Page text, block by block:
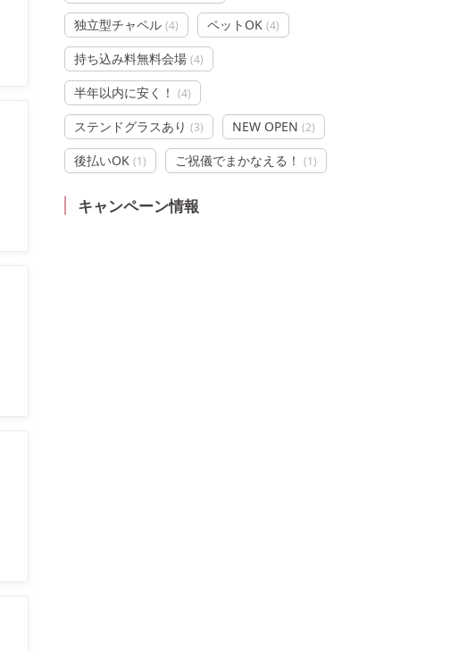
独立型チャペル (4) ペットOK (4)
持ち込み料無料会場 (4)
半年以内に安く！ (4)
ステンドグラスあり (3) NEW OPEN (2)
後払いOK (1) ご祝儀でまかなえる！ (1)
キャンペーン情報